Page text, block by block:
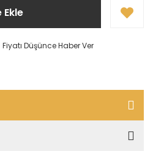
Ekle
Fiyatı Düşünce Haber Ver